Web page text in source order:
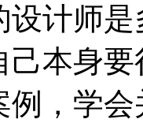
设计师
己本身
例，学